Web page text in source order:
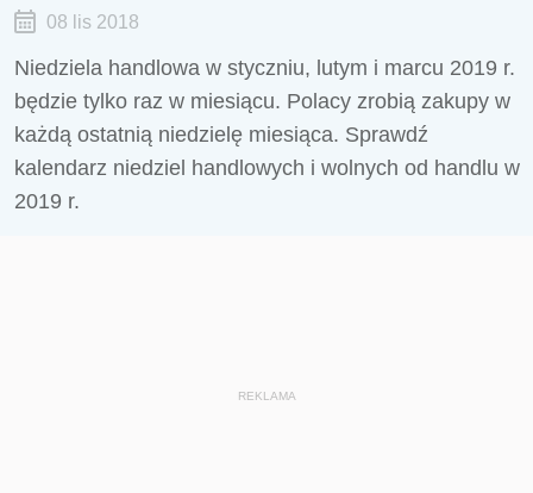
08 lis 2018
Niedziela handlowa w styczniu, lutym i marcu 2019 r.
będzie tylko raz w miesiącu. Polacy zrobią zakupy w
każdą ostatnią niedzielę miesiąca. Sprawdź
kalendarz niedziel handlowych i wolnych od handlu w
2019 r.
REKLAMA